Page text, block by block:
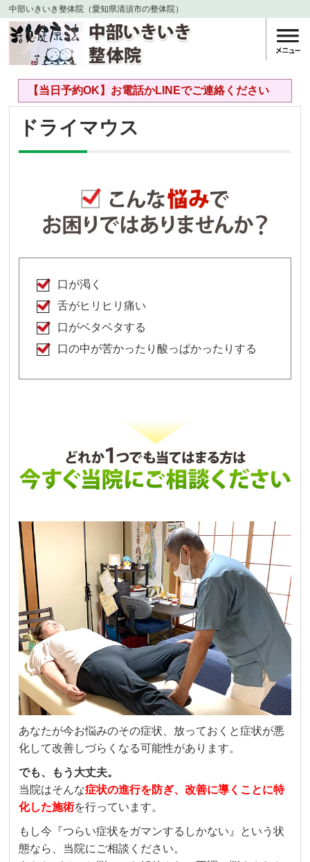
中部いきいき整体院（愛知県清須市の整体院）
【当日予約OK】お電話かLINEでご連絡ください
ドライマウス
口が渇く
舌がヒリヒリ痛い
口がベタベタする
口の中が苦かったり酸っぱかったりする
あなたが今お悩みのその症状、放っておくと症状が悪
化して改善しづらくなる可能性があります。
でも、もう大丈夫。
当院はそんな症状の進行を防ぎ、改善に導くことに特
化した施術を行っています。
もし今『つらい症状をガマンするしかない』という状
態なら、当院にご相談ください。